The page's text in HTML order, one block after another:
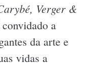
Verger &
a
da arte e
vidas a